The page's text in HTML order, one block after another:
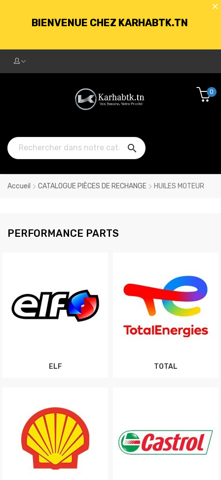
LIVRAISON GRATUITE À PARTIR DE
250DT D'ACHATS

0
Accueil CATALOGUE PIÈCES DE RECHANGE HUILES MOTEUR
PERFORMANCE PARTS
ELF TOTAL